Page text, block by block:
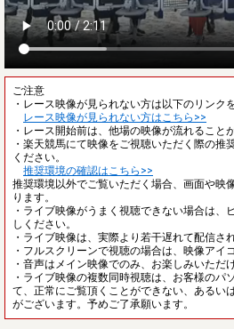
ご注意
・レース映像が見られない方は以下のリンク
レース映像が見られない方はこちら>>
・レース開始前は、他場の映像が流れること
・楽天競馬にて映像をご視聴いただく際の推
ください。
推奨環境の確認はこちら>>
推奨環境以外でご覧いただく場合、画面や映
ります。
・ライブ映像がうまく視聴できない場合は、
しください。
・ライブ映像は、実際より若干遅れて配信さ
・フルスクリーンで視聴の場合は、映像アイ
・音声はメイン映像でのみ、お楽しみいただ
・ライブ映像の複数同時視聴は、お客様のパ
て、正常にご覧頂くことができない、あるい
がございます。予めご了承願います。